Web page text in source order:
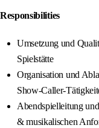
Responsibilities
Umsetzung und
Spielstätte
Organisation und
Show-Caller-
Abendspielleitung
& musikalischen